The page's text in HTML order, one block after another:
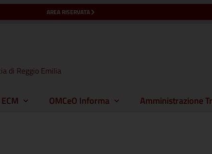
AREA RISERVATA
di Reggio Emilia
ECM OMCeO Informa Amministrazione